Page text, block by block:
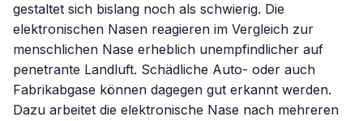
gestaltet sich bislang noch als schwierig. Die
elektronischen Nasen reagieren im Vergleich zur
menschlichen Nase erheblich unempfindlicher auf
penetrante Landluft. Schädliche Auto- oder auch
Fabrikabgase können dagegen gut erkannt werden.
Dazu arbeitet die elektronische Nase nach mehreren